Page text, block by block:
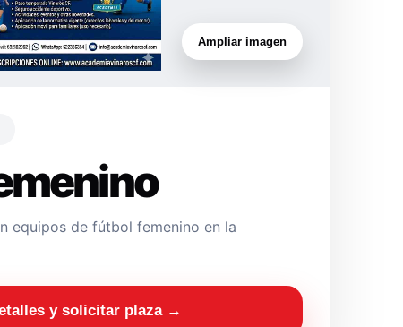
Ampliar imagen
equipos de fútbol femenino en la
y solicitar plaza →